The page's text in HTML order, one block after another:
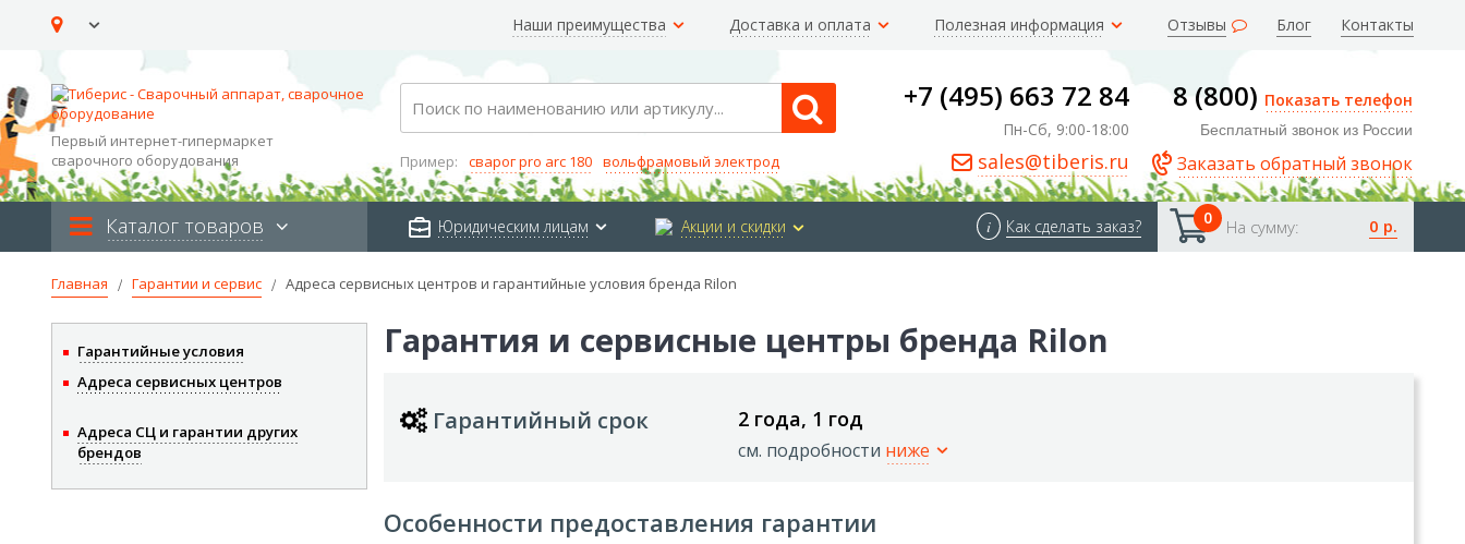
Наши преимущества Доставка и оплата Полезная информация Отзывы Блог Контакты
Первый интернет-гипермаркет
сварочного оборудования
Search
Пример: сварог pro arc 180 вольфрамовый электрод
+7 (495) 663 72 84
Пн-Сб, 9:00-18:00
sales@tiberis.ru
8 (800) Показать телефон
Бесплатный звонок из России
Заказать обратный звонок
Каталог товаров Юридическим лицам Акции и скидки 0 На сумму: 0 р.
i Как сделать заказ?
Главная Гарантии и сервис Адреса сервисных центров и гарантийные условия бренда Rilon
Гарантия и сервисные центры бренда Rilon
Гарантийный срок 2 года, 1 год
см. подробности ниже
Особенности предоставления гарантии
Гарантийные условия
Адреса сервисных центров
Адреса СЦ и гарантии других
брендов